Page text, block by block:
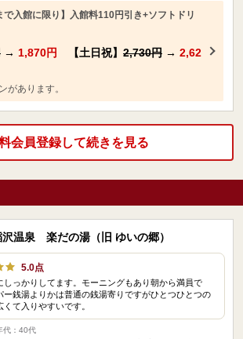
で入館に限り】入館料110円引き+ソフトドリ
→ 1,870円 【土日祝】 2,730円 → 2,62
があります。
会員登録して続きを見る
温泉 楽だの湯（旧 ゆいの郷）
5.0点
しっかりしてます。モーニングもあり朝から満員で
ー銭湯よりかは普通の銭湯寄りですがひとつひとつの
くて入りやすいです。
代：40代